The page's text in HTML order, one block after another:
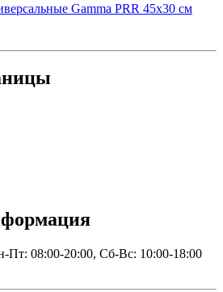
Gamma PRR 45х30 см
Пт: 08:00-20:00, Сб-Вс: 10:00-18:00